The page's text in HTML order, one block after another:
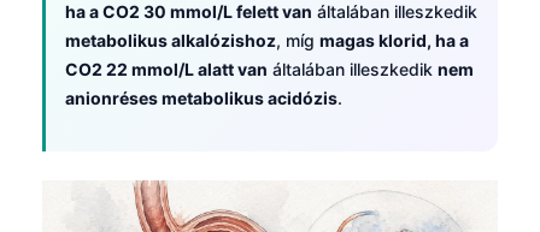
ha a CO2 30 mmol/L felett van általában illeszkedik
metabolikus alkalózishoz, míg magas klorid, ha a
CO2 22 mmol/L alatt van általában illeszkedik nem
anionréses metabolikus acidózis.